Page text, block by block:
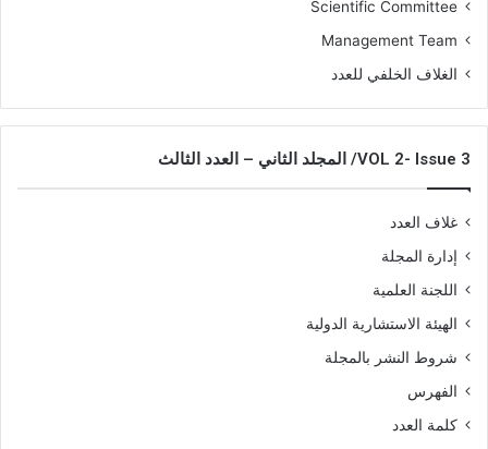
Scientific Committee
Management Team
الغلاف الخلفي للعدد
VOL 2- Issue 3/ المجلد الثاني – العدد الثالث
غلاف العدد
إدارة المجلة
اللجنة العلمية
الهيئة الاستشارية الدولية
شروط النشر بالمجلة
الفهرس
كلمة العدد